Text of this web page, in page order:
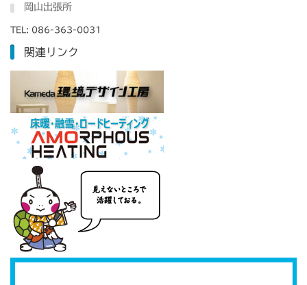
岡山出張所
TEL: 086-363-0031
関連リンク